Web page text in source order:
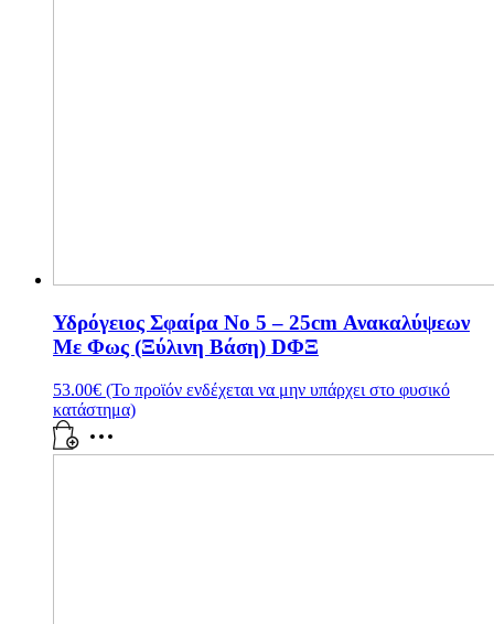
Υδρόγειος Σφαίρα Νο 5 – 25cm Ανακαλύψεων
Με Φως (Ξύλινη Βάση) DΦΞ
53.00€ (Το προϊόν ενδέχεται να μην υπάρχει στο φυσικό
κατάστημα)